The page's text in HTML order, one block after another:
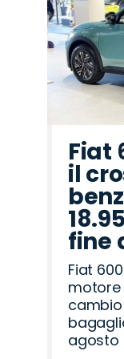
Seat
Alfa
Opel
Fiat
Fiat
il
fine
Fiat
motore
agosto